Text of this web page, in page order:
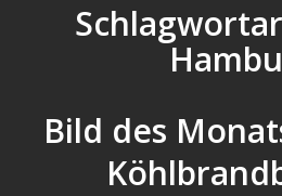
Bild des